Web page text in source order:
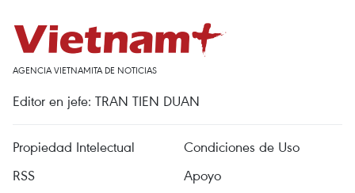
AGENCIA VIETNAMITA DE NOTICIAS
Editor en jefe: TRAN TIEN DUAN
Propiedad Intelectual
Condiciones de Uso
RSS
Apoyo